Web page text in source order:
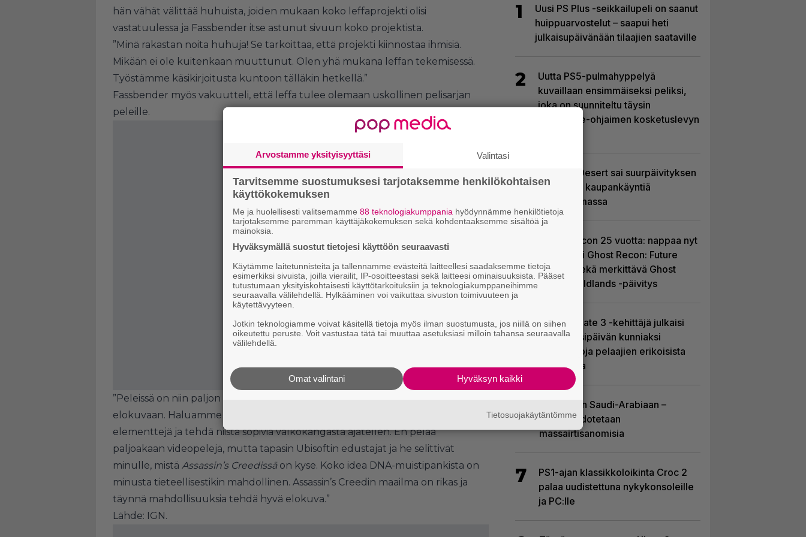
hän vähät välittää huhuista, joiden mukaan koko leffaprojekti olisi
vastatuulessa ja Fassbender itse astunut sivuun koko projektista.
”Minä rakastan noita huhuja! Se tarkoittaa, että projekti kiinnostaa ihmisiä.
Mikään ei ole kuitenkaan muuttunut. Olen yhä mukana leffan tekemisessä.
Työstämme käsikirjoitusta kuntoon tälläkin hetkellä.”
Fassbender myös vakuutteli, että leffa tulee olemaan uskollinen pelisarjan
peleille.
”Peleissä on niin paljon siistejä juttuja, että meidän on vaikea valita kaikkia niitä
elokuvaan. Haluamme kuitenkin myös hieman muutella peleistä tuttuja
elementtejä ja tehdä niistä sopivia valkokangasta ajatellen. En pelaa
paljoakaan videopelejä, mutta tapasin Ubisoftin edustajat ja he selittivät
minulle, mistä Assassin’s Creedissäon kyse. Koko idea DNA-muistipankista on
minusta tieteellisestikin mahdollinen. Assassin’s Creedin maailma on rikas ja
täynnä mahdollisuuksia tehdä hyvä elokuva.”
Lähde: IGN.
1
Uusi PS Plus -seikkailupeli on saanut
huippuarvostelut – saapui heti
julkaisupäivänään tilaajien saataville
2
Uutta PS5-pulmahyppelyä
kuvaillaan ensimmäiseksi peliksi,
joka on suunniteltu täysin
DualSense-ohjaimen kosketuslevyn
3
Crimson Desert sai suurpäivityksen
– uudistaa kaupankäyntiä
pelimaailmassa
Ghost Recon 25 vuotta: nappaa nyt
ilmaiseksi Ghost Recon: Future
Soldier sekä merkittävä Ghost
Recon Wildlands -päivitys
5
Baldur’s Gate 3 -kehittäjä julkaisi
pelin vuosipäivän kunniaksi
tilastotietoja pelaajien erikoisista
valinnoista
6
EA myytiin Saudi-Arabiaan –
yhtiöltä odotetaan
massairtisanomisia
7
PS1-ajan klassikkoloikinta Croc 2
palaa uudistettuna nykykonsoleille
ja PC:lle
Arvostamme yksityisyyttäsi Valintasi
Tarvitsemme suostumuksesi tarjotaksemme henkilökohtaisen
käyttökokemuksen
Me ja huolellisesti valitsemamme 88 teknologiakumppania hyödynnämme henkilötietoja
tarjotaksemme paremman käyttäjäkokemuksen sekä kohdentaaksemme sisältöä ja
mainoksia.
Hyväksymällä suostut tietojesi käyttöön seuraavasti
Käytämme laitetunnisteita ja tallennamme evästeitä laitteellesi saadaksemme tietoja
esimerkiksi sivuista, joilla vierailit, IP-osoitteestasi sekä laitteesi ominaisuuksista. Pääset
tutustumaan yksityiskohtaisesti käyttötarkoituksiin ja teknologiakumppaneihimme
seuraavalla välilehdellä. Hylkääminen voi vaikuttaa sivuston toimivuuteen ja
käytettävyyteen.
Jotkin teknologiamme voivat käsitellä tietoja myös ilman suostumusta, jos niillä on siihen
oikeutettu peruste. Voit vastustaa tätä tai muuttaa asetuksiasi milloin tahansa seuraavalla
välilehdellä.
Hyväksyn kaikki
Omat valintani
Tietosuojakäytäntömme